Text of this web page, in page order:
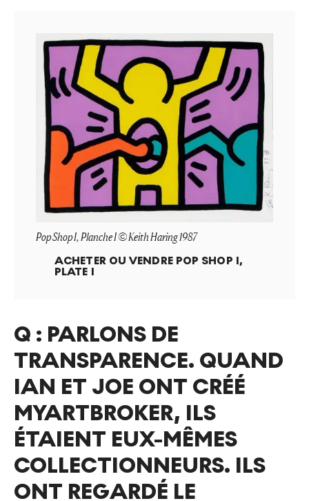
Pop Shop I, Planche I © Keith Haring 1987
ACHETER OU VENDRE POP SHOP I,
PLATE I
Q : PARLONS DE
TRANSPARENCE. QUAND
IAN ET JOE ONT CRÉÉ
MYARTBROKER, ILS
ÉTAIENT EUX-MÊMES
COLLECTIONNEURS. ILS
ONT REGARDÉ LE